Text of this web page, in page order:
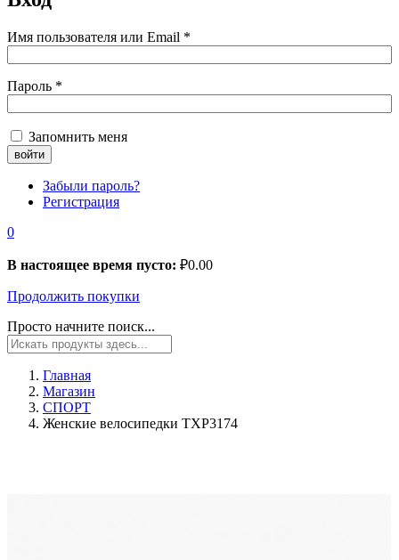
Имя пользователя или Email *
Пароль *
Запомнить меня
Забыли пароль?
Регистрация
0
В настоящее время пусто: ₽0.00
Продолжить покупки
Просто начните поиск...
Главная
Магазин
СПОРТ
Женские велосипедки TXP3174